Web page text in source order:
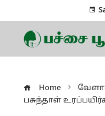
Home
பசுந்தாள்